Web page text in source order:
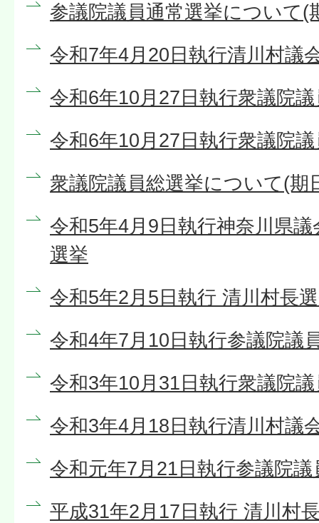
参議院議員通常選挙について(
令和7年4月20日執行清川村議
令和6年10月27日執行衆議院
令和6年10月27日執行衆議院
衆議院議員総選挙について(期
令和5年4月9日執行神奈川県
選挙
令和5年2月5日執行 清川村長
令和4年7月10日執行参議院議
令和3年10月31日執行衆議院
令和3年4月18日執行清川村議
令和元年7月21日執行参議院議
平成31年2月17日執行 清川村